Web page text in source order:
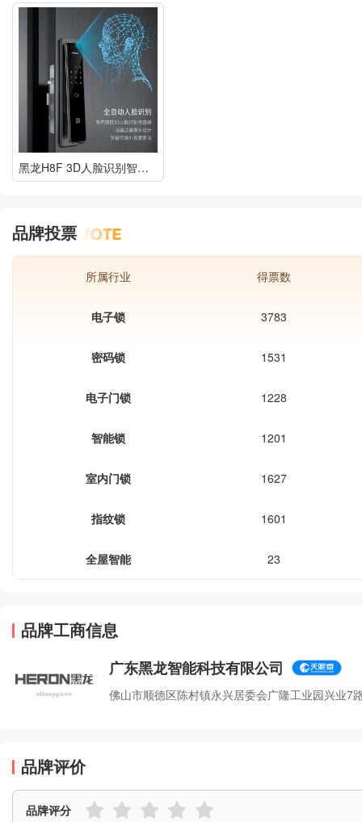
黑龙H8F 3D人脸识别智能锁指纹锁家用防盗门密码锁电子门锁
品牌投票
所属行业 得票数
电子锁 3783
密码锁 1531
电子门锁 1228
智能锁 1201
室内门锁 1627
指纹锁 1601
全屋智能 23
品牌工商信息
广东黑龙智能科技有限公司
佛山市顺德区陈村镇永兴居委会广隆工业园兴业7
品牌评价
品牌评分